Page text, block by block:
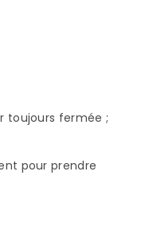
toujours fermée ;
pour prendre